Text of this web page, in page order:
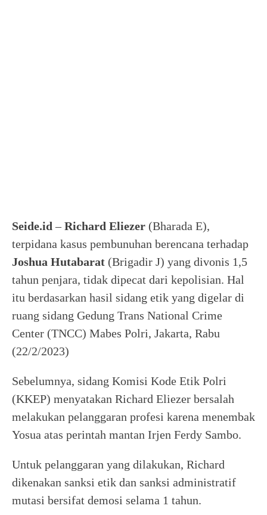
Seide.id –Richard Eliezer (Bharada E),
terpidana kasus pembunuhan berencana terhadap
Joshua Hutabarat (Brigadir J) yang divonis 1,5
tahun penjara, tidak dipecat dari kepolisian. Hal
itu berdasarkan hasil sidang etik yang digelar di
ruang sidang Gedung Trans National Crime
Center (TNCC) Mabes Polri, Jakarta, Rabu
(22/2/2023)
Sebelumnya, sidang Komisi Kode Etik Polri
(KKEP) menyatakan Richard Eliezer bersalah
melakukan pelanggaran profesi karena menembak
Yosua atas perintah mantan Irjen Ferdy Sambo.
Untuk pelanggaran yang dilakukan, Richard
dikenakan sanksi etik dan sanksi administratif
mutasi bersifat demosi selama 1 tahun.